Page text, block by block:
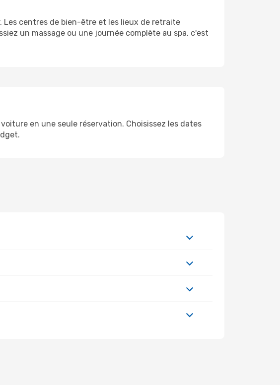
Les centres de bien-être et les lieux de retraite
un massage ou une journée complète au spa, c'est
en une seule réservation. Choisissez les dates